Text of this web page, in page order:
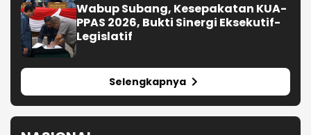
Wabup Subang, Kesepakatan KUA-
PPAS 2026, Bukti Sinergi Eksekutif-
Legislatif
Selengkapnya